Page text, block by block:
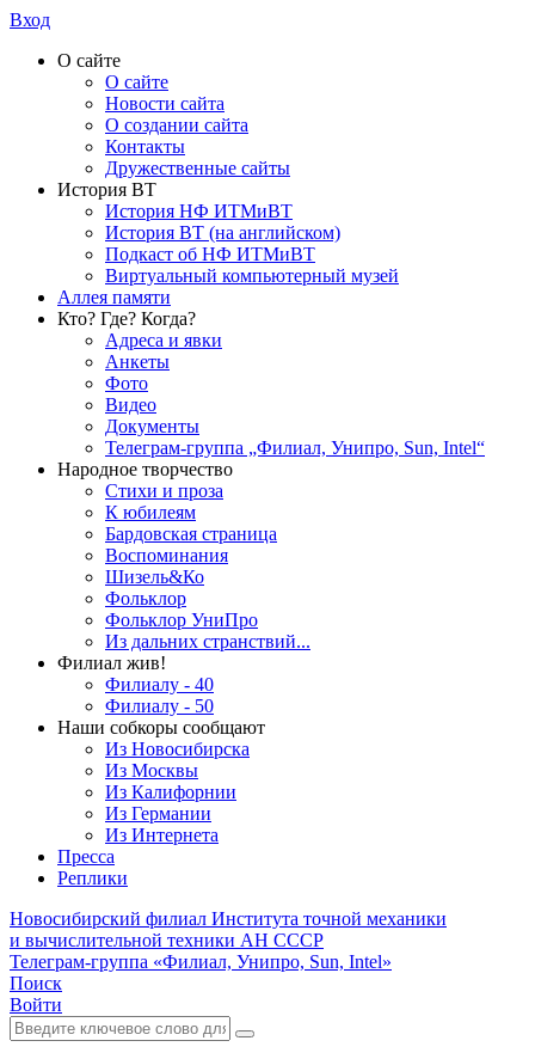
Вход
О сайте
О сайте
Новости сайта
О создании сайта
Контакты
Дружественные сайты
История ВТ
История НФ ИТМиВТ
История ВТ (на английском)
Подкаст об НФ ИТМиВТ
Виртуальный компьютерный музей
Аллея памяти
Кто? Где? Когда?
Адреса и явки
Анкеты
Фото
Видео
Документы
Телеграм-группа „Филиал, Унипро, Sun, Intel“
Народное творчество
Стихи и проза
К юбилеям
Бардовская страница
Воспоминания
Шизель&Ко
Фольклор
Фольклор УниПро
Из дальних странствий...
Филиал жив!
Филиалу - 40
Филиалу - 50
Наши собкоры сообщают
Из Новосибирска
Из Москвы
Из Калифорнии
Из Германии
Из Интернета
Пресса
Реплики
Новосибирский филиал Института точной механики
и вычислительной техники АН СССР
Телеграм-группа «Филиал, Унипро, Sun, Intel»
Поиск
Войти